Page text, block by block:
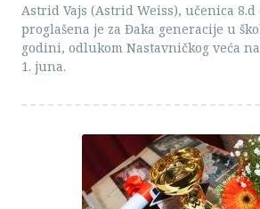
Astrid Vajs (Astrid Weiss), učenica 8.d
proglašena je za Đaka generacije u
godini, odlukom Nastavničkog veća
1. juna.